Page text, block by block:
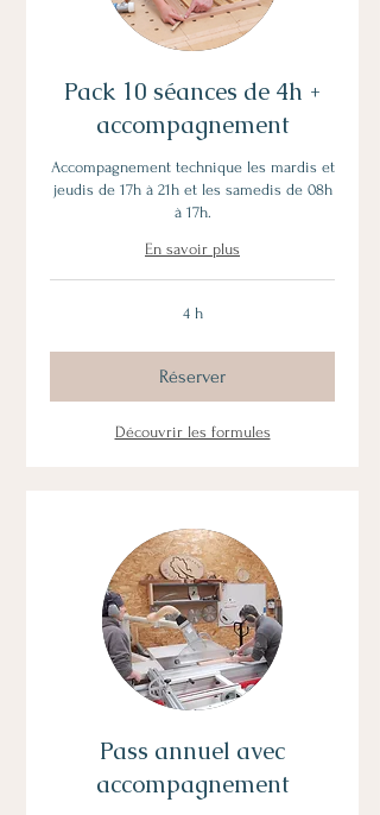
Pack 10 séances de 4h +
accompagnement
Accompagnement technique les mardis et
jeudis de 17h à 21h et les samedis de 08h
à 17h.
En savoir plus
4 h
Réserver
Découvrir les formules
Pass annuel avec
accompagnement